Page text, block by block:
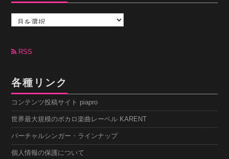
カ
ブRSS
各種リンク
コンテンツ投稿サイト piapro
世界最大規模のボカロ楽曲レーベル KARENT
バーチャルシンガー・ラインナップ
個人情報の保護について